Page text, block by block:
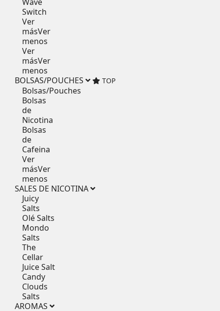
Switch
Ver
másVer
menos
Ver
másVer
menos
BOLSAS/POUCHES TOP
Bolsas/Pouches
Bolsas
de
Nicotina
Bolsas
de
Cafeina
Ver
másVer
menos
SALES DE NICOTINA
Juicy
Salts
Olé Salts
Mondo
Salts
The
Cellar
Juice Salt
Candy
Clouds
Salts
AROMAS